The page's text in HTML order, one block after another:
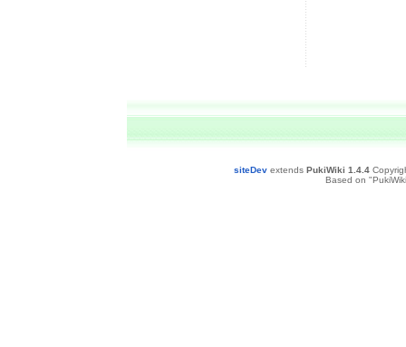
siteDev extends PukiWiki 1.4.4
Based on